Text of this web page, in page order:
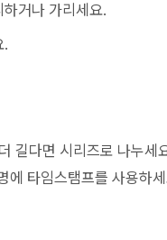
거나 가리세요.
.
길다면 시리즈로 나누세
에 타임스탬프를 사용하